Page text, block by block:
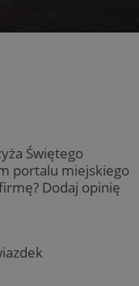
Świętego
portalu miejskiego
Dodaj opinię